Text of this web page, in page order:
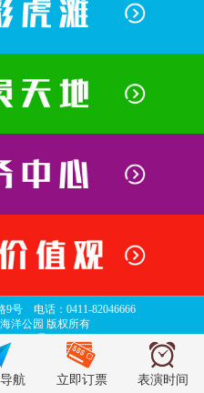
9号 电话：0411-82046666
洋公园 版权所有
top
航 立即订票 表演时间